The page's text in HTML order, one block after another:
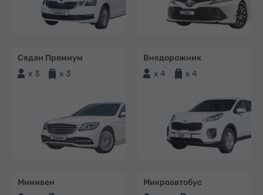
Седан Премиум
x 3
x 3
Внедорожник
x 4
x 4
Минивен
Микроавтобус